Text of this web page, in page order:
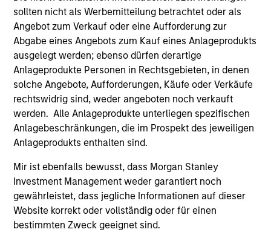
sollten nicht als Werbemitteilung betrachtet oder als
Angebot zum Verkauf oder eine Aufforderung zur
Abgabe eines Angebots zum Kauf eines Anlageprodukts
ausgelegt werden; ebenso dürfen derartige
Anlageprodukte Personen in Rechtsgebieten, in denen
solche Angebote, Aufforderungen, Käufe oder Verkäufe
rechtswidrig sind, weder angeboten noch verkauft
werden. Alle Anlageprodukte unterliegen spezifischen
Anlagebeschränkungen, die im Prospekt des jeweiligen
Anlageprodukts enthalten sind.
Mir ist ebenfalls bewusst, dass Morgan Stanley
Investment Management weder garantiert noch
gewährleistet, dass jegliche Informationen auf dieser
Website korrekt oder vollständig oder für einen
bestimmten Zweck geeignet sind.
Morgan Stanley Infrastructure
Partners Enters into Agreement to
Acquire Majority Stake in Nicollin
Environnement
Morgan Stanley Investment Management
(MSIM), through investment funds managed by
Morgan Stanley Infrastructure Partners (MSIP),
its private infrastructure investment platform,
today announced it has entered into exclusivity
and committed to complete the acquisition of
a majority stake in Nicollin Environnement
French environmental platform focused on
waste collection and sorting, urban street
cleaning and water-related solutions.